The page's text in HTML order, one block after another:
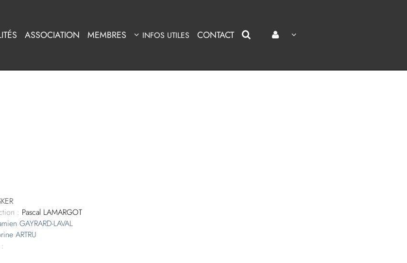
ASSOCIATION MEMBRES INFOS UTILES CONTACT
: Pascal LAMARGOT
GAYRARD-LAVAL
ARTRU